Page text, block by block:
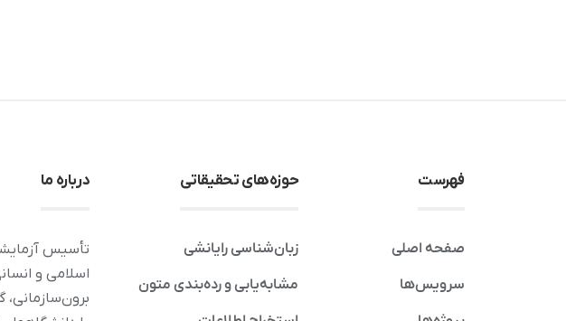
فهرست
صفحه اصلی
سرویس‌ها
حوزه‌های تحقیقاتی
زبان‌شناسی رایانشی
مشابه‌یابی و رده‌بندی متون
درباره ما
تأسیس
اسلامی و
برون‌سازمانی،